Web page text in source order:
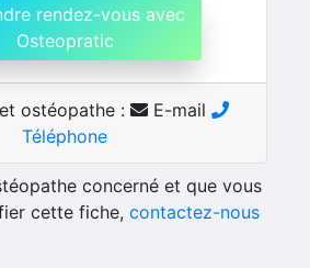
rendez-vous avec
Osteopratic
ostéopathe :
E-mail
Téléphone
concerné et que vous
cette fiche, contactez-nous